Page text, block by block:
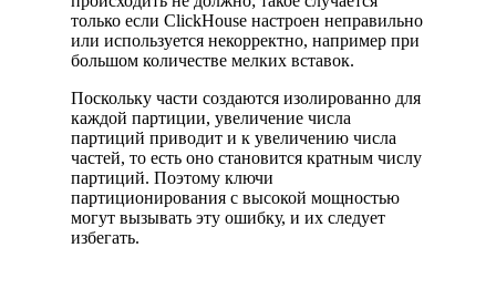
только если ClickHouse настроен неправильно
или используется некорректно, например при
большом количестве мелких вставок.
Поскольку части создаются изолированно для
каждой партиции, увеличение числа
партиций приводит и к увеличению числа
частей, то есть оно становится кратным числу
партиций. Поэтому ключи
партиционирования с высокой мощностью
могут вызывать эту ошибку, и их следует
избегать.